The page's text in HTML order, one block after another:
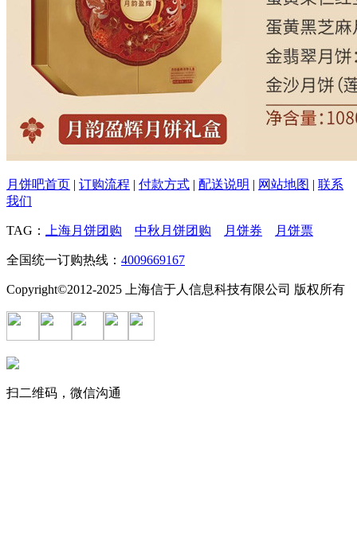
月饼吧首页 | 订购流程 | 付款方式 | 配送说明 | 网站地图 | 联系
我们
TAG： 上海月饼团购 中秋月饼团购 月饼券 月饼票
全国统一订购热线： 4009669167
Copyright©2012-2025 上海信于人信息科技有限公司 版权所有
扫二维码，微信沟通